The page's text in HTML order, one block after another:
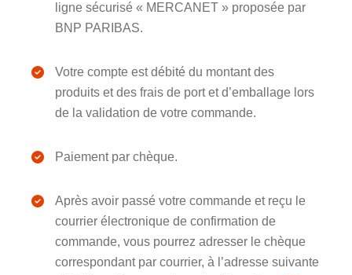
ligne sécurisé « MERCANET » proposée par
BNP PARIBAS.
Votre compte est débité du montant des
produits et des frais de port et d’emballage lors
de la validation de votre commande.
Paiement par chèque.
Après avoir passé votre commande et reçu le
courrier électronique de confirmation de
commande, vous pourrez adresser le chèque
correspondant par courrier, à l’adresse suivante